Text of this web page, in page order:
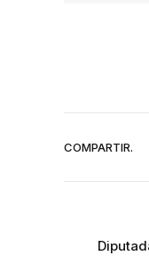
COMPARTIR.